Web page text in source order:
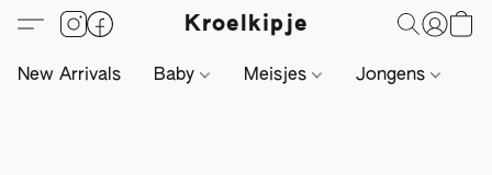
Kroelkipje
New Arrivals Baby Meisjes Jongens